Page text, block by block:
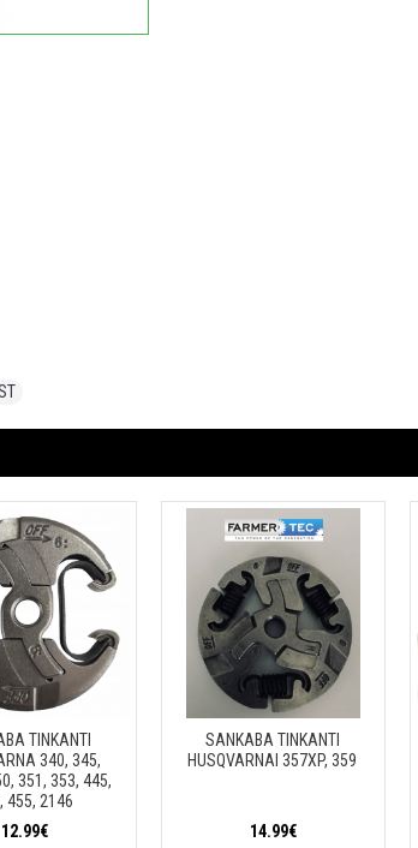
TINKANTI
340, 345,
351, 353, 445,
455, 2146
12.99€
SANKABA TINKANTI
HUSQVARNAI 357XP, 359
14.99€